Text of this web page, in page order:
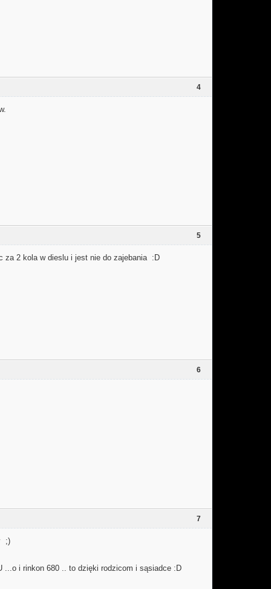
4
5
za 2 kola w dieslu i jest nie do zajebania :D
6
7
;)
i rinkon 680 .. to dzięki rodzicom i sąsiadce :D